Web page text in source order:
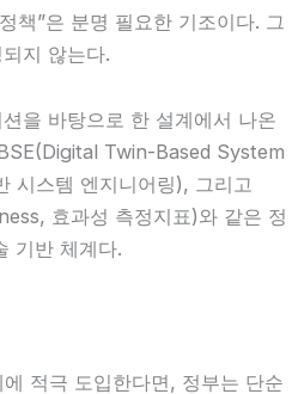
책”은 분명 필요한 기조이다. 그
지 않는다.
을 바탕으로 한 설계에서 나온
Twin-Based System
시스템 엔지니어링), 그리고
효과성 측정지표)와 같은 정
기반 체계다.
적극 도입한다면, 정부는 단순